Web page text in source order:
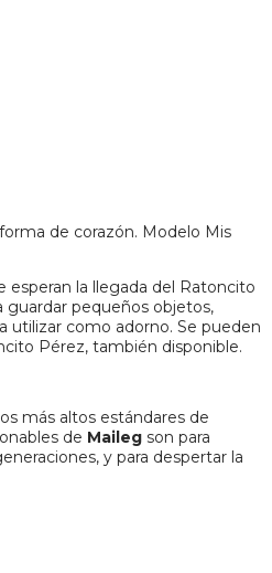
de corazón. Modelo Mis
esperan la llegada del Ratoncito
guardar pequeños objetos,
utilizar como adorno. Se pueden
Pérez, también disponible.
más altos estándares de
de Maileg son para
y para despertar la